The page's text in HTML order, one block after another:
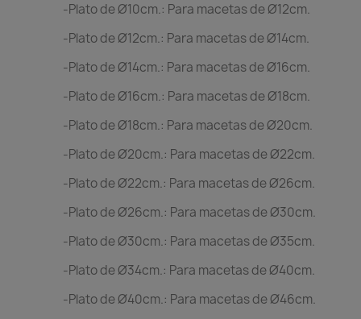
-Plato de Ø10cm.: Para macetas de Ø12cm.
-Plato de Ø12cm.: Para macetas de Ø14cm.
-Plato de Ø14cm.: Para macetas de Ø16cm.
-Plato de Ø16cm.: Para macetas de Ø18cm.
-Plato de Ø18cm.: Para macetas de Ø20cm.
-Plato de Ø20cm.: Para macetas de Ø22cm.
-Plato de Ø22cm.: Para macetas de Ø26cm.
-Plato de Ø26cm.: Para macetas de Ø30cm.
-Plato de Ø30cm.: Para macetas de Ø35cm.
-Plato de Ø34cm.: Para macetas de Ø40cm.
-Plato de Ø40cm.: Para macetas de Ø46cm.